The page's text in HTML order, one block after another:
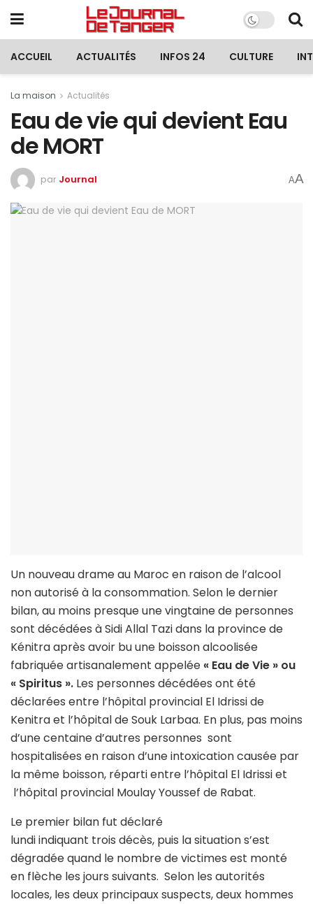
ACCUEIL ACTUALITÉS INFOS 24 CULTURE
La maison Actualités
Eau de vie qui devient Eau
de MORT
par Journal AA
Un nouveau drame au Maroc en raison de l’alcool
non autorisé à la consommation. Selon le dernier
bilan, au moins presque une vingtaine de personnes
sont décédées à Sidi Allal Tazi dans la province de
Kénitra après avoir bu une boisson alcoolisée
fabriquée artisanalement appelée « Eau de Vie » ou
« Spiritus ». Les personnes décédées ont été
déclarées entre l’hôpital provincial El Idrissi de
Kenitra et l’hôpital de Souk Larbaa. En plus, pas moins
d’une centaine d’autres personnes sont
hospitalisées en raison d’une intoxication causée par
la même boisson, réparti entre l’hôpital El Idrissi et
l’hôpital provincial Moulay Youssef de Rabat.
Le premier bilan fut déclaré
lundi indiquant trois décès, puis la situation s’est
dégradée quand le nombre de victimes est monté
en flèche les jours suivants. Selon les autorités
locales, les deux principaux suspects, deux hommes